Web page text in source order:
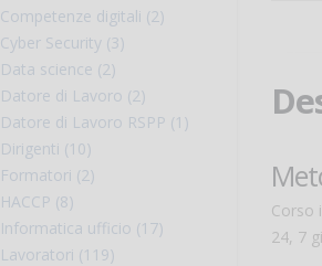
Competenze digitali (2)
Cyber Security (3)
Data science (2)
Datore di Lavoro (2)
Datore di Lavoro RSPP (1)
Dirigenti (10)
Formatori (2)
HACCP (8)
Informatica ufficio (17)
Lavoratori (119)
Corso
24, 7